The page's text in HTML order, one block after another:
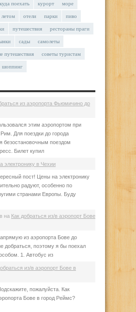
куда поехать курорт море
отели парки пиво
путешествия рестораны праги
сады самолеты
путешествия советы туристам
шоппинг
из аэропорта Фьюмичино до
этим аэропортом при
Для поездки до города
безостановочным поездом
Билет купил
электронику в Чехии
пост! Цены на электронику
радуют, особенно по
странами Европы. Буду
на Как добраться из/в аэропорт Бове
из аэропорта Бове до
добраться, поэтому я бы поехал
1. Автобус из
из/в аэропорт Бове в
пожалуйста. Как
Бове в город Реймс?